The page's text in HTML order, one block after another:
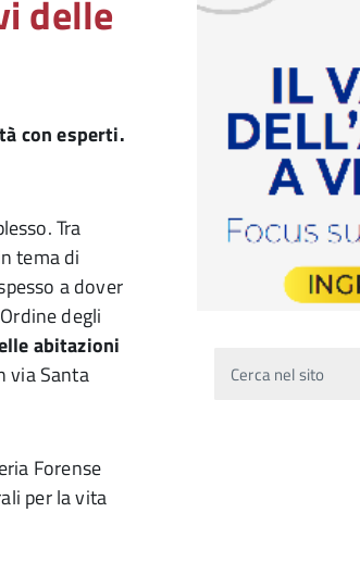
delle
con esperti.
Tra
tema di
a dover
degli
abitazioni
via Santa
Forense
per la vita
Cerca nel sito